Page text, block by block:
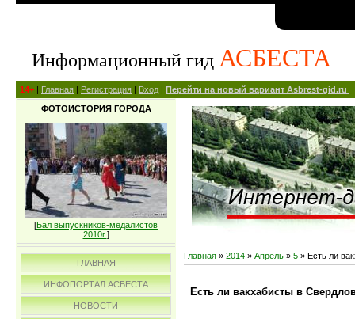
Информационный гид АСБЕСТА
14+ | Главная | Регистрация | Вход | Перейти на новый вариант Asbrest-gid.ru
ФОТОИСТОРИЯ ГОРОДА
[Бал выпускников-медалистов
2010г.]
ГЛАВНАЯ
ИНФОПОРТАЛ АСБЕСТА
НОВОСТИ
Главная » 2014 » Апрель » 5 » Есть ли
Есть ли вакхабисты в